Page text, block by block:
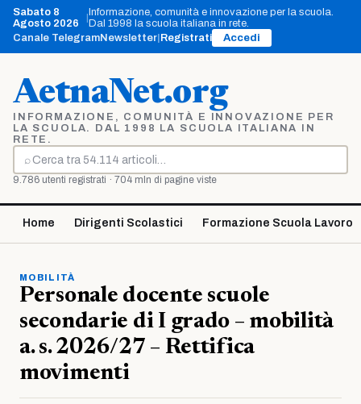
Vai
contenuto
Sabato 8
Agosto 2026
Informazione, comunità e innovazione per la scuola.
Dal 1998 la scuola italiana in rete.
Canale TelegramNewsletter Registrati Accedi
AetnaNet.org
INFORMAZIONE, COMUNITÀ E INNOVAZIONE PER
LA SCUOLA. DAL 1998 LA SCUOLA ITALIANA IN
RETE.
⌕
Cerca
9.786 utenti registrati · 704 mln di pagine viste
Home Dirigenti Scolastici Formazione Scuola Lavoro
MOBILITÀ
Personale docente scuole
secondarie di I grado – mobilità
a. s. 2026/27 – Rettifica
movimenti